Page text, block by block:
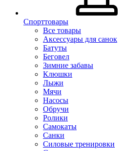
Спорттовары
Все товары
Аксессуары для санок
Батуты
Беговел
Зимние забавы
Клюшки
Лыжи
Мячи
Насосы
Обручи
Ролики
Самокаты
Санки
Силовые тренировки